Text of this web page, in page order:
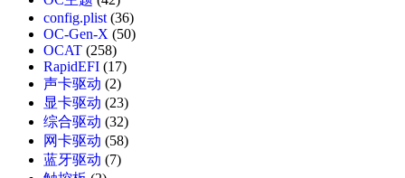
config.plist(36)
OC-Gen-X (50)
OCAT (258)
RapidEFI (17)
声卡驱动 (2)
显卡驱动 (23)
综合驱动 (32)
网卡驱动 (58)
蓝牙驱动 (7)